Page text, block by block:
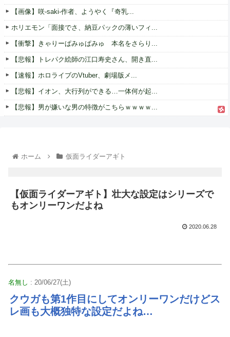
【画像】咲-saki-作者、ようやく『奇乳...
ホリエモン「面接でさ、納豆パックの薄いフィ...
【衝撃】きゃりーぱみゅぱみゅ 本名をさらり...
【悲報】トレパク絵師の江口寿史さん、開き直...
【速報】ホロライブのVtuber、劇場版メ...
【悲報】イオン、大行列ができる…一体何が起...
【悲報】男が嫌いな男の特徴がこちらｗｗｗｗ...
ホーム 仮面ライダーアギト
【仮面ライダーアギト】壮大な設定はシリーズで
もオンリーワンだよね
2020.06.28
名無し : 20/06/27(土)
クウガも第1作目にしてオンリーワンだけどス
レ画も大概独特な設定だよね…